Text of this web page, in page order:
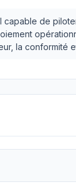
capable de
la conformité